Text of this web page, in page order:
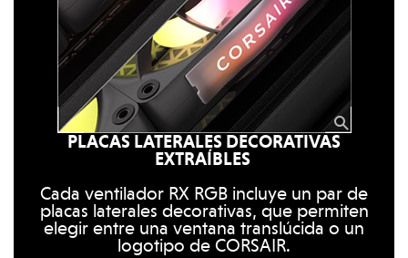
PLACAS LATERALES DECORATIVAS
EXTRAÍBLES
Cada ventilador RX RGB incluye un par de
placas laterales decorativas, que permiten
elegir entre una ventana translúcida o un
logotipo de CORSAIR.